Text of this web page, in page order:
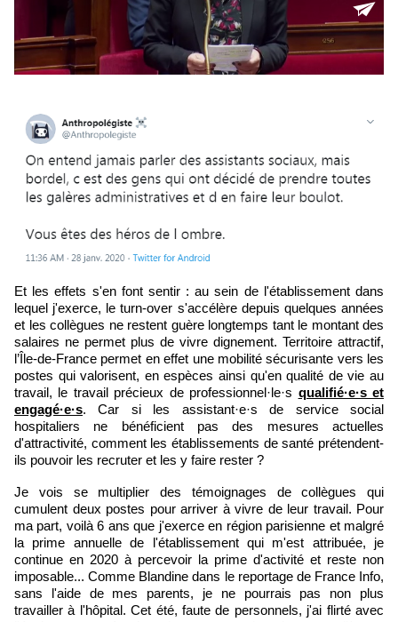
Et les effets s'en font sentir : au sein de l'établissement dans
lequel j'exerce, le turn-over s'accélère depuis quelques années
et les collègues ne restent guère longtemps tant le montant des
salaires ne permet plus de vivre dignement. Territoire attractif,
l’Île-de-France permet en effet une mobilité sécurisante vers les
postes qui valorisent, en espèces ainsi qu'en qualité de vie au
travail, le travail précieux de professionnel·le·s qualifié·e·s et
engagé·e·s. Car si les assistant·e·s de service social
hospitaliers ne bénéficient pas des mesures actuelles
d'attractivité, comment les établissements de santé prétendent-
ils pouvoir les recruter et les y faire rester ?
Je vois se multiplier des témoignages de collègues qui
cumulent deux postes pour arriver à vivre de leur travail. Pour
ma part, voilà 6 ans que j'exerce en région parisienne et malgré
la prime annuelle de l'établissement qui m'est attribuée, je
continue en 2020 à percevoir la prime d'activité et reste non
imposable... Comme Blandine dans le reportage de France Info,
sans l'aide de mes parents, je ne pourrais pas non plus
travailler à l'hôpital. Cet été, faute de personnels, j'ai flirté avec